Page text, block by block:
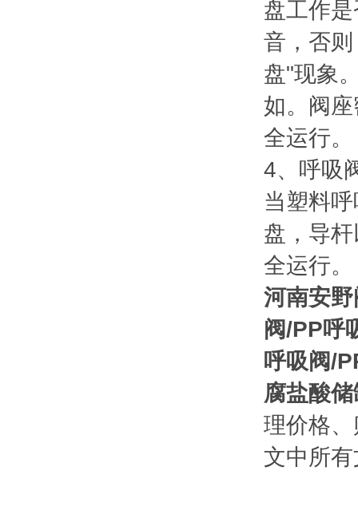
盘工作
音，否
盘"现象
如。阀
全运行。
4、呼吸
当塑料
盘，导
全运行。
河南安
阀/PP呼
呼吸阀/
腐盐酸
理价格
文中所